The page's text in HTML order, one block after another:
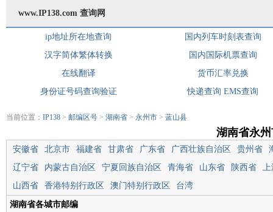
www.IP138.com 查询网
ip地址所在地查询
国内列车时刻表查询
汉字简体繁体转换
国内国际机票查询
在线翻译
货币汇率兑换
身份证号码查询验证
快递查询 EMS查询
当前位置： IP138 > 邮编区号 > 湖南省 > 永州市 > 蓝山县
湖南省永
安徽省 北京市 福建省 甘肃省 广东省 广西壮族自治区 贵州省
辽宁省
内蒙古自治区 宁夏回族自治区 青海省 山东省 陕西省
上
山西省
香港特别行政区 澳门特别行政区 台湾
湖南省各城市邮编